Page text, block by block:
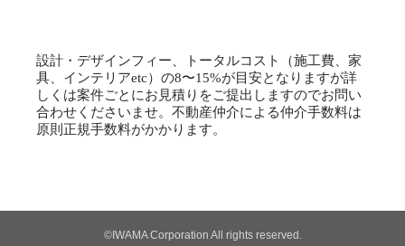
設計・デザインフィー、トータルコスト（施工費、家
具、インテリアetc）の8〜15%が目安となりますが詳
しくは案件ごとにお見積りをご提出しますのでお問い
合わせくださいませ。不動産仲介による仲介手数料は
原則正規手数料がかかります。
©IWAMA Corporation All rights reserved.